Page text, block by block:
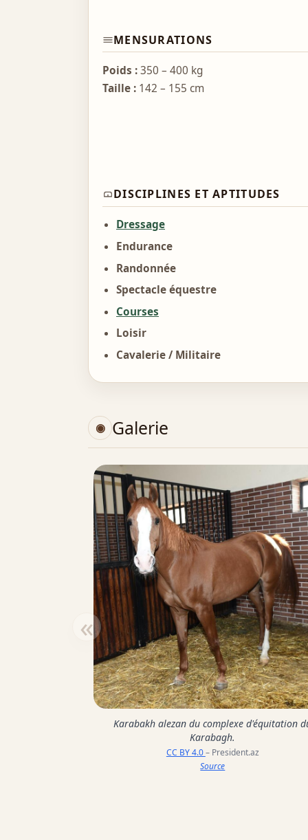
MENSURATIONS
Poids :350 – 400 kg
Taille : 142 – 155 cm
DISCIPLINES ET APTITUDES
Dressage
Endurance
Randonnée
Spectacle équestre
Courses
Loisir
Cavalerie / Militaire
Galerie
Karabakh alezan du complexe d'équitation
Karabagh.
CC BY 4.0– President.az
Source
«